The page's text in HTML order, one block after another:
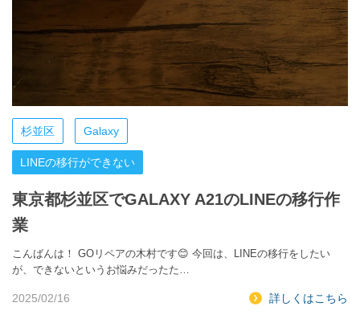
杉並区 Galaxy
LINEの移行ができない
東京都杉並区でGALAXY A21のLINEの移行作
業
こんばんは！ GOリペアの木村です😊 今回は、LINEの移行をしたい
が、できないというお悩みだったた…
2025/02/16 詳しくはこちら